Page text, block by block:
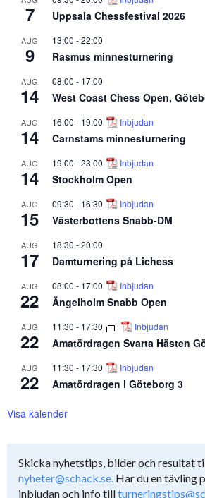
7 Uppsala Chessfestival 2026
AUG
9
13:00 -22:00
Rasmus minnesturnering
AUG
14
08:00 - 17:00
West Coast Chess Open,
AUG
14
16:00 - 19:00 Inbjudan
Carnstams minnesturnering
AUG
14
19:00 -23:00 Inbjudan
Stockholm Open
AUG
15
09:30 - 16:30 Inbjudan
Västerbottens Snabb-DM
AUG
17
18:30 -20:00
Damturnering på Lichess
AUG
22
08:00 - 17:00 Inbjudan
Ängelholm Snabb Open
AUG
22
11:30 - 17:30 Inbjudan
Amatördragen Svarta Hästen
AUG
22
11:30 - 17:30 Inbjudan
Amatördragen i Göteborg 3
Visa kalender
Skicka nyhetstips, bilder och resultat
nyheter@schack.se. Har du en tävling
inbjudan och info till